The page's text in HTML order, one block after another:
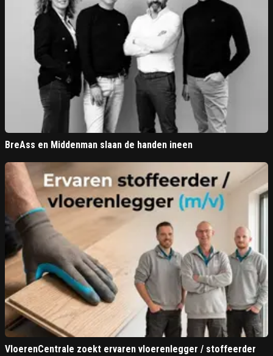
BreAss en Middenman slaan de handen ineen
VloerenCentrale zoekt ervaren vloerenlegger / stoffeerder